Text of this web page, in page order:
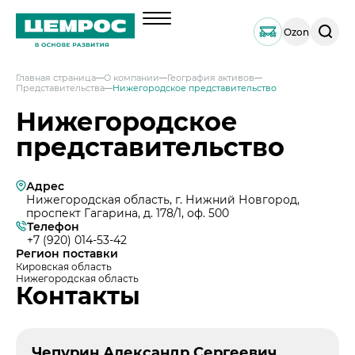
Ozon
Поиск
по
Главная страница О компании
География активов
Представительства
Нижегородское представительство
Нижегородское
представительство
Адрес
Нижегородская область, г. Нижний Новгород,
проспект Гагарина, д. 178/1, оф. 500
Телефон
+7 (920) 014-53-42
Регион поставки
Кировская область
Нижегородская область
Контакты
Менеджмент
Документы
Наши компетенции и возможности
Решения по сегментам строительства
Продукция
Навальный цемент
Тарированный цемент
Услуги
Техническая поддержка
Проектная поддержка
Устойчивое развитие